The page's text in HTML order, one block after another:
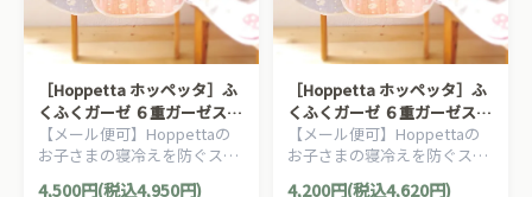
［Hoppetta ホッペッタ］ふ
くふくガーゼ ６重ガーゼスリ
ーパー スカイブルー
【メール便可】Hoppettaの
お子さまの寝冷えを防ぐスリ
ーパー。おふとんからはみ出
4,500円(税込4,950円)
［Hoppetta ホッペッタ］ふ
くふくガーゼ ６重ガーゼスリ
ーパー サーモンピンク
【メール便可】Hoppettaの
お子さまの寝冷えを防ぐスリ
ーパー。おふとんからはみ出
4,200円(税込4,620円)